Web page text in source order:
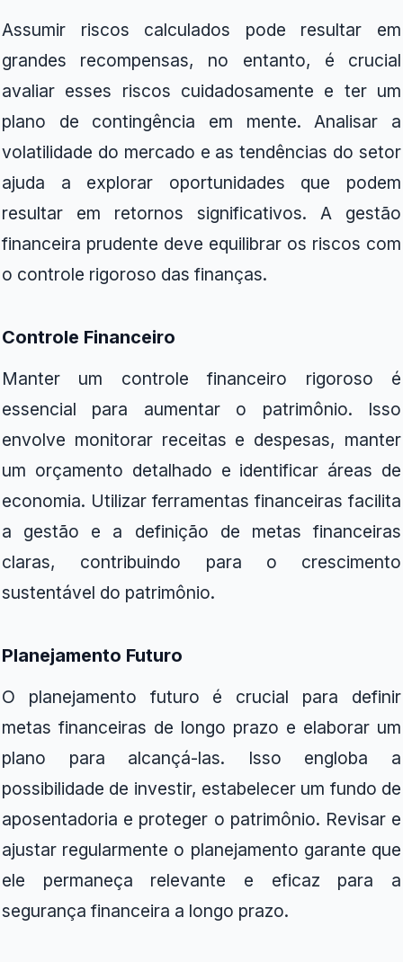
Assumir riscos calculados pode resultar em
grandes recompensas, no entanto, é crucial
avaliar esses riscos cuidadosamente e ter um
plano de contingência em mente. Analisar a
volatilidade do mercado e as tendências do setor
ajuda a explorar oportunidades que podem
resultar em retornos significativos. A gestão
financeira prudente deve equilibrar os riscos com
o controle rigoroso das finanças.
Controle Financeiro
Manter um controle financeiro rigoroso é
essencial para aumentar o patrimônio. Isso
envolve monitorar receitas e despesas, manter
um orçamento detalhado e identificar áreas de
economia. Utilizar ferramentas financeiras facilita
a gestão e a definição de metas financeiras
claras, contribuindo para o crescimento
sustentável do patrimônio.
Planejamento Futuro
O planejamento futuro é crucial para definir
metas financeiras de longo prazo e elaborar um
plano para alcançá-las. Isso engloba a
possibilidade de investir, estabelecer um fundo de
aposentadoria e proteger o patrimônio. Revisar e
ajustar regularmente o planejamento garante que
ele permaneça relevante e eficaz para a
segurança financeira a longo prazo.